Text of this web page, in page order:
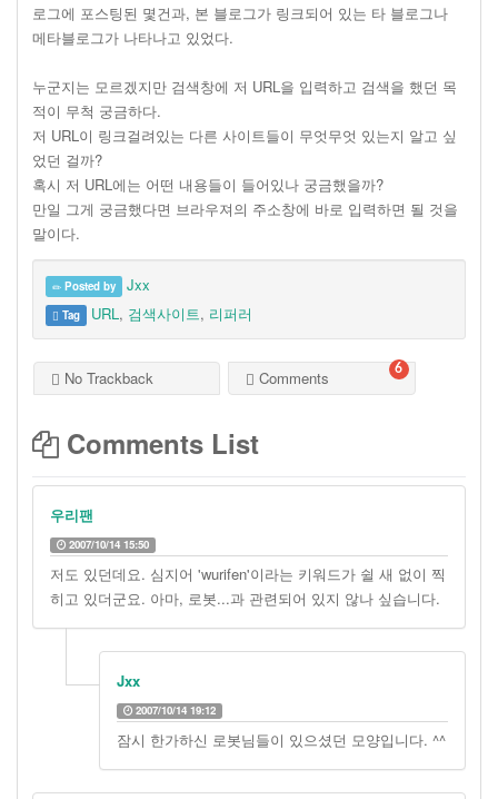
로그에 포스팅된 몇건과, 본 블로그가 링크되어 있는 타 블로그나
메타블로그가 나타나고 있었다.
누군지는 모르겠지만 검색창에 저 URL을 입력하고 검색을 했던 목
적이 무척 궁금하다.
저 URL이 링크걸려있는 다른 사이트들이 무엇무엇 있는지 알고 싶
었던 걸까?
혹시 저 URL에는 어떤 내용들이 들어있나 궁금했을까?
만일 그게 궁금했다면 브라우져의 주소창에 바로 입력하면 될 것을
말이다.
Posted by Jxx
Tag URL, 검색사이트, 리퍼러
No Trackback Comments 6
Comments List
우리팬
2007/10/14 15:50
저도 있던데요. 심지어 'wurifen'이라는 키워드가 쉴 새 없이 찍
히고 있더군요. 아마, 로봇...과 관련되어 있지 않나 싶습니다.
Jxx
2007/10/14 19:12
잠시 한가하신 로봇님들이 있으셨던 모양입니다. ^^